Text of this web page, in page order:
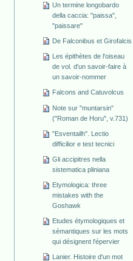
Un termine longobardo
della caccia: "paissa",
"paissare"
De Falconibus et Girofalcis
Les épithètes de l'oiseau
de vol. d'un savoir-faire à
un savoir-nommer
Falcons and Catuvolcus
Note sur "muntarsin"
("Roman de Horu", v.731)
"Esventailh". Lectio
difficilior e test tecnici
Gli accipitres nella
sistematica pliniana
Etymologica: three
mistakes with the
Goshawk
Etudes étymologiques et
sémantiques sur les mots
qui désignent l'épervier
Lanier. Histoire d'un mot